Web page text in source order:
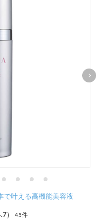
で叶える高機能美容液
）45件